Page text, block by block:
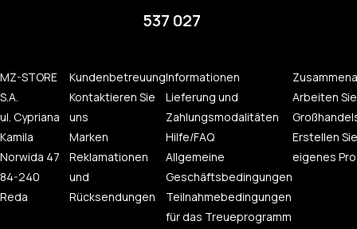
537 027
MZ-STORE
S.A.
ul. Cypriana
Kamila
Norwida 47
84-240
Reda
Kundenbetreuung
Kontaktieren Sie
uns
Marken
Reklamationen
und
Rücksendungen
Informationen
Lieferung und
Zahlungsmodalitäten
Hilfe/FAQ
Allgemeine
Geschäftsbedingungen
Teilnahmebedingungen
für das Treueprogramm
Arbeiten
Erstellen
eigenes